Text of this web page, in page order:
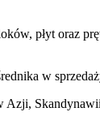
płyt oraz
w
Azji,